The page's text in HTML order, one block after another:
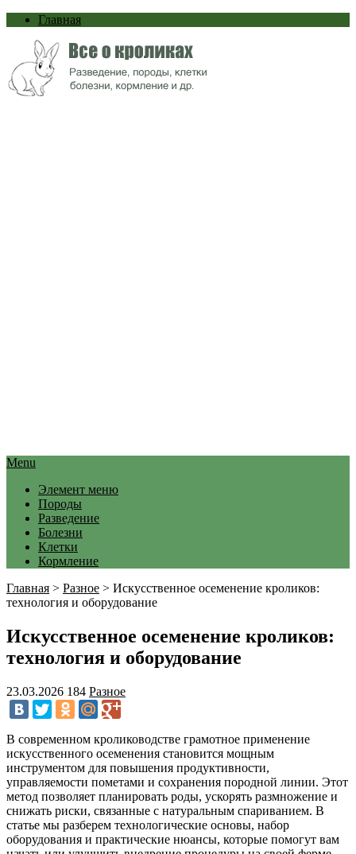
Главная
Menu
Элемент меню
Породы
Разведение
Болезни
Клетки
Кормление
Главная > Разное > Искусственное осеменение кроликов:
технология и оборудование
Искусственное осеменение кроликов:
технология и оборудование
23.03.2026 184 Разное
В современном кролиководстве грамотное применение
искусственного осеменения становится мощным
инструментом для повышения продуктивности,
управляемости пометами и сохранения породной линии. Этот
метод позволяет планировать роды, ускорять размножение и
снижать риски, связанные с натуральным спариванием. В
статье мы разберем технологические основы, набор
оборудования и практические нюансы, которые помогут вам